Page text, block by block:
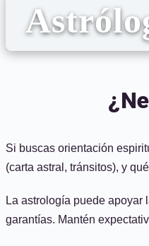
Si buscas orientación
(carta astral, tránsitos), y
La astrología puede apoyar
garantías. Mantén